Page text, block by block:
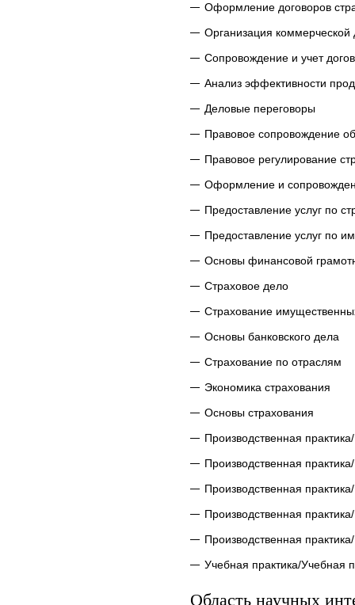
Оформление договоров
Организация коммерческой
Сопровождение и учет
Анализ эффективности
Деловые переговоры
Правовое сопровождение
Правовое регулирование
Оформление и
Предоставление услуг по
Предоставление услуг по
Основы финансовой
Страховое дело
Страхование
Основы банковского дела
Страхование по отраслям
Экономика страхования
Основы страхования
Производственная
Производственная
Производственная
Производственная
Производственная
Учебная практика/Учебная
Область научных